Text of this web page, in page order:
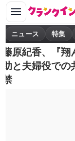
ニュース 特集
藤原紀香、『
助と夫婦役で
禁